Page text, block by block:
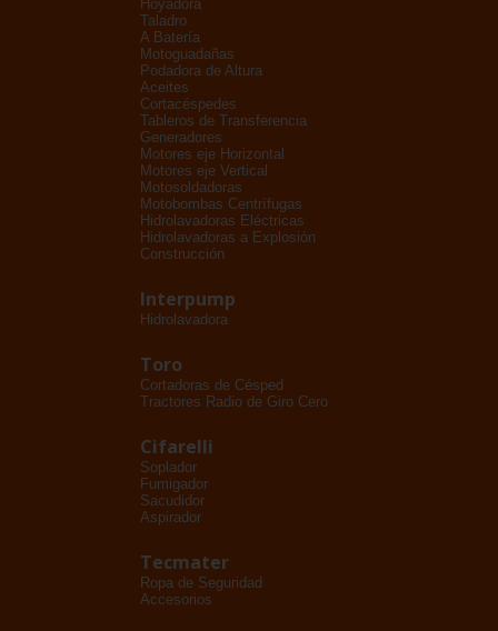
Hoyadora
Taladro
A Batería
Motoguadañas
Podadora de Altura
Aceites
Cortacéspedes
Tableros de Transferencia
Generadores
Motores eje Horizontal
Motores eje Vertical
Motosoldadoras
Motobombas Centrífugas
Hidrolavadoras Eléctricas
Hidrolavadoras a Explosión
Construcción
Interpump
Hidrolavadora
Toro
Cortadoras de Césped
Tractores Radio de Giro Cero
Cifarelli
Soplador
Fumigador
Sacudidor
Aspirador
Tecmater
Ropa de Seguridad
Accesorios